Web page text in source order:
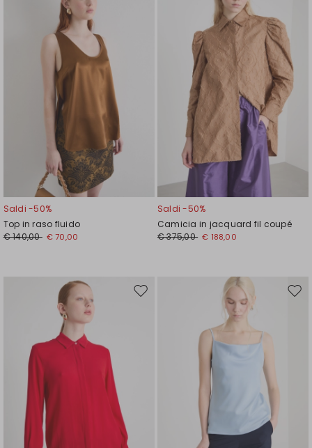
Saldi -50%
Top in raso fluido
€ 140,00 € 70,00
Saldi -50%
Camicia in jacquard fil coupé
€ 375,00 € 188,00
Sposta